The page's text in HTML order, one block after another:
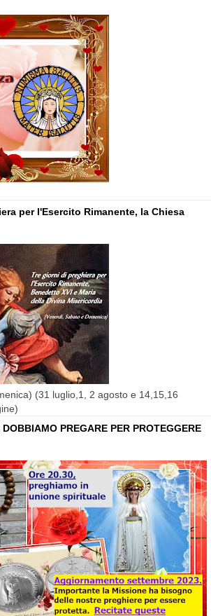
per l'Esercito Rimanente, la Chiesa
(31 luglio,1, 2 agosto e 14,15,16
PREGARE PER PROTEGGERE